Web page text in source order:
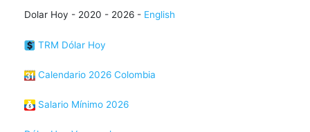
Dolar Hoy - 2020 - 2026 - English
TRM Dólar Hoy
Calendario 2026 Colombia
Salario Mínimo 2026